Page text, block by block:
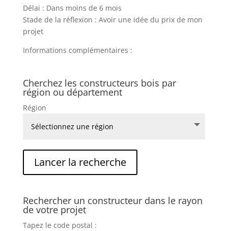
Délai : Dans moins de 6 mois
Stade de la réflexion : Avoir une idée du prix de mon
projet
Informations complémentaires :
Cherchez les constructeurs bois par
région ou département
Région
Rechercher un constructeur dans le rayon
de votre projet
Tapez le code postal :